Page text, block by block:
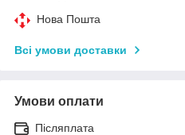
Нова Пошта
Всі умови доставки
Умови оплати
Післяплата